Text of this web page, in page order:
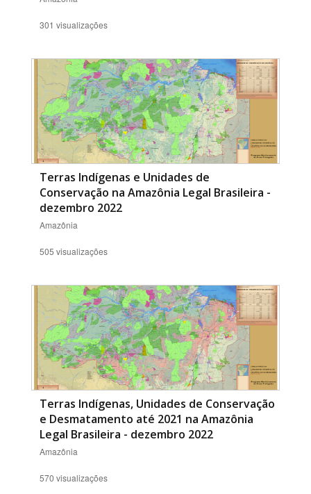
301 visualizações
Terras Indígenas e Unidades de
Conservação na Amazônia Legal Brasileira -
dezembro 2022
Amazônia
505 visualizações
Terras Indígenas, Unidades de Conservação
e Desmatamento até 2021 na Amazônia
Legal Brasileira - dezembro 2022
Amazônia
570 visualizações